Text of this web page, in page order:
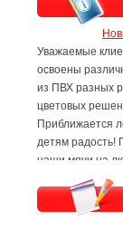
Уважаемые
освоены
из ПВХ разных
цветовых
Приближается
детям радость!
наши мячи на
Будем рады
заявкам!